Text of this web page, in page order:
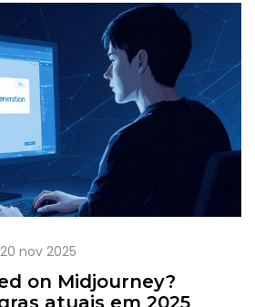
20 nov 2025
on Midjourney?
atuais em 2025